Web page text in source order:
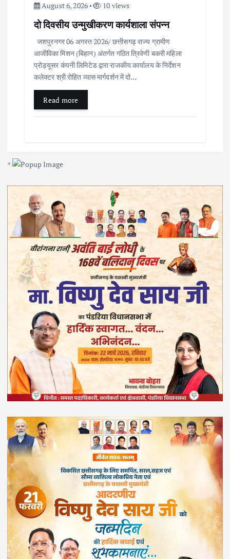
August 6, 2026
10 views
दो दिवसीय उन्मुखीकरण कार्यशाला संपन्न
जशपुरनगर 06 अगस्त 2026/ छत्तीसगढ़ राज्य ग्रामीण
आजीविका मिशन (बिहान) अंतर्गत गठित त्रिवेणी बकरी महिला
प्रोड्यूसर कंपनी लिमिटेड द्वारा राजकीय कार्यालय के निर्देशन
कलेक्टर श्री रोहित व्यास मार्गदर्शन में दो…
Read more
×